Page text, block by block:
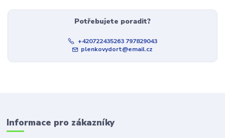
Potřebujete poradit?
+420722435263 797829043
plenkovydort@email.cz
Informace pro zákazníky